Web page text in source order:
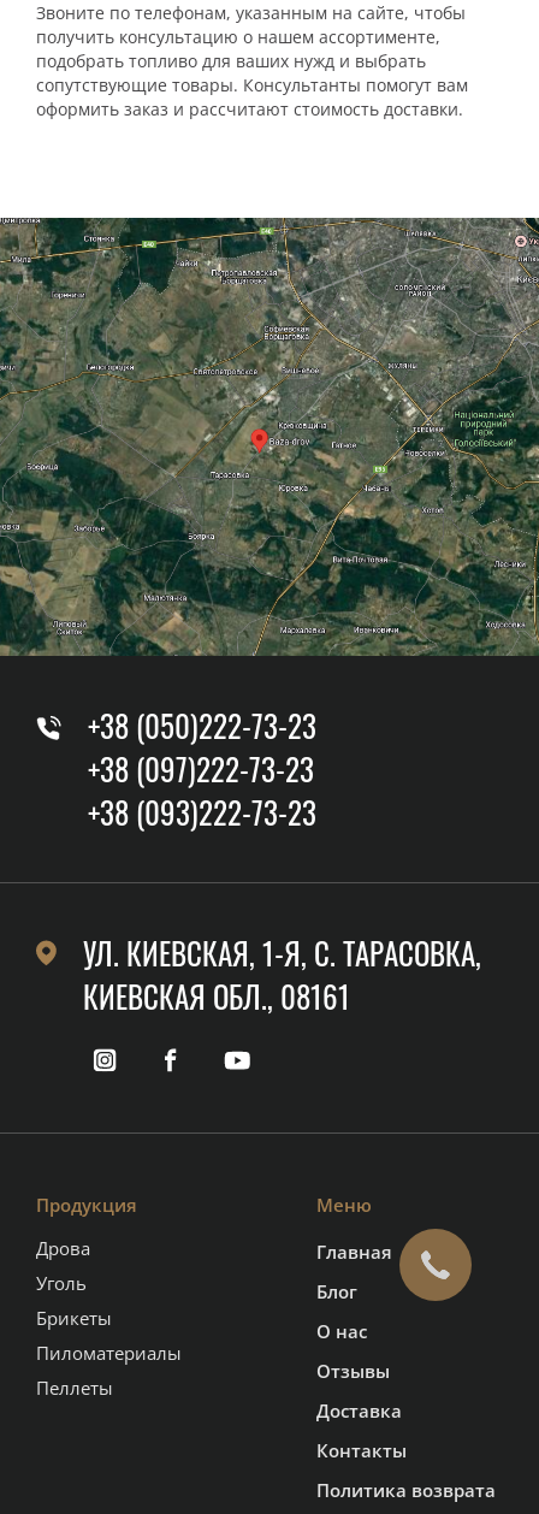
Звоните по телефонам, указанным на сайте, чтобы
получить консультацию о нашем ассортименте,
подобрать топливо для ваших нужд и выбрать
сопутствующие товары. Консультанты помогут вам
оформить заказ и рассчитают стоимость доставки.
+38 (050)222-73-23
+38 (097)222-73-23
+38 (093)222-73-23
УЛ. КИЕВСКАЯ, 1-Я, C. ТАРАСОВКА,
КИЕВСКАЯ ОБЛ., 08161
Продукция
Дрова
Уголь
Брикеты
Пиломатериалы
Пеллеты
Меню
Главная
Блог
О нас
Отзывы
Доставка
Контакты
Политика возврата